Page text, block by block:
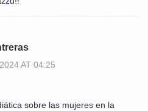
AT 04:25
sobre las mujeres en la